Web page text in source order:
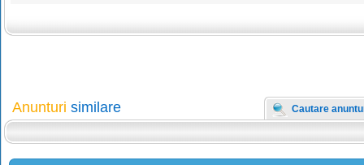
Anunturi similare Cautare